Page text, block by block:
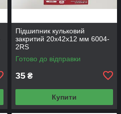
Підшипник кульковий
закритий 20х42х12 мм 6004-
2RS
Готово до відправки
35 ₴
Купити